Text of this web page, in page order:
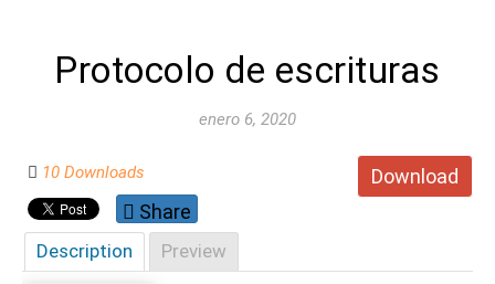
Protocolo de escrituras
enero 6, 2020
Download
10 Downloads
Share
Description Preview